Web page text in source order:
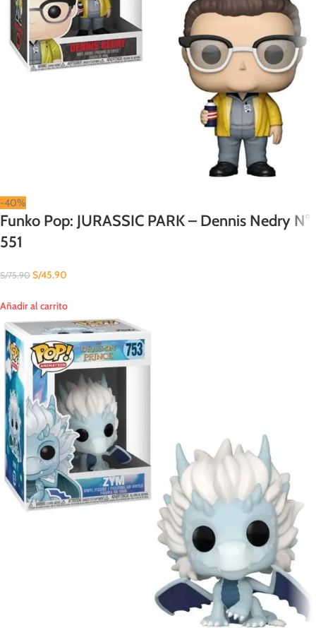
-40%
Funko Pop: JURASSIC PARK – Dennis Nedry N°
551
S/75.90 S/45.90
Añadir al carrito